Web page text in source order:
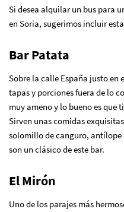
Si desea alquilar un bus para
en Soria, sugerimos incluir
Bar Patata
Sobre la calle España justo en
tapas y porciones fuera de lo
muy ameno y lo bueno es que
Sirven unas comidas
solomillo de canguro, antílope
son un clásico de este bar.
El Mirón
Uno de los parajes más